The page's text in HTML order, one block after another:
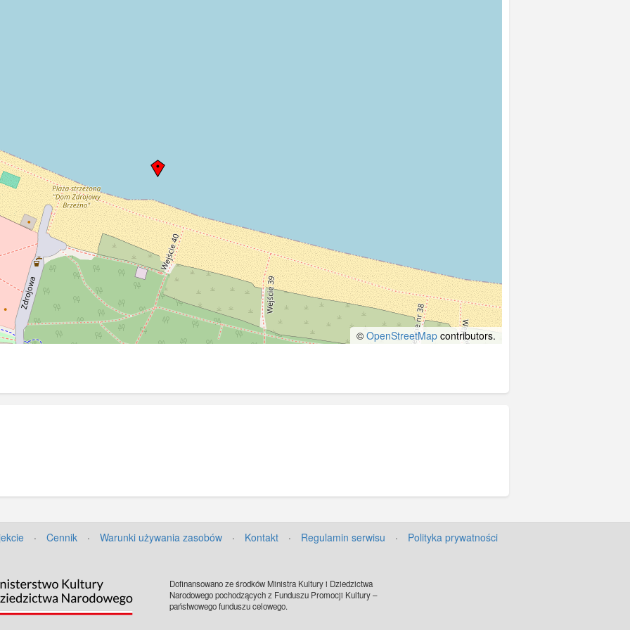
© OpenStreetMap contributors.
· Cennik · Warunki używania zasobów · Kontakt · Regulamin serwisu · Polityka prywatności
Dofinansowano ze środków Ministra Kultury i Dziedzictwa
Narodowego pochodzących z Funduszu Promocji Kultury –
państwowego funduszu celowego.